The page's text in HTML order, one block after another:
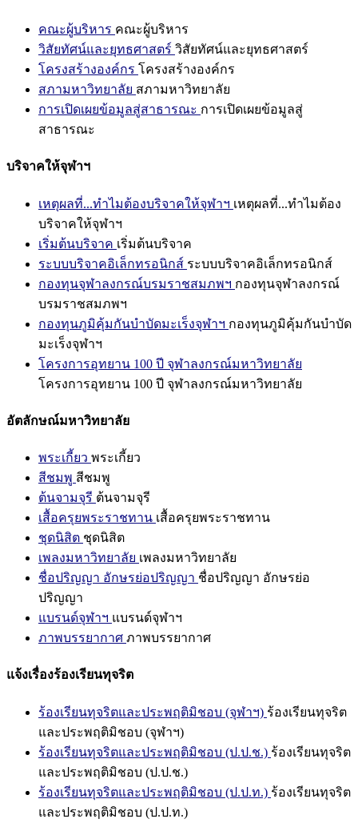
คณะผู้บริหาร คณะผู้บริหาร
วิสัยทัศน์และยุทธศาสตร์ วิสัยทัศน์และยุทธศาสตร์
โครงสร้างองค์กร โครงสร้างองค์กร
สภามหาวิทยาลัย สภามหาวิทยาลัย
การเปิดเผยข้อมูลสู่สาธารณะ การเปิดเผยข้อมูลสู่
สาธารณะ
บริจาคให้จุฬาฯ
เหตุผลที่...ทำไมต้องบริจาคให้จุฬาฯ เหตุผลที่...ทำไมต้อง
บริจาคให้จุฬาฯ
เริ่มต้นบริจาค เริ่มต้นบริจาค
ระบบบริจาคอิเล็กทรอนิกส์ ระบบบริจาคอิเล็กทรอนิกส์
กองทุนจุฬาลงกรณ์บรมราชสมภพฯ กองทุนจุฬาลงกรณ์
บรมราชสมภพฯ
กองทุนภูมิคุ้มกันบำบัดมะเร็งจุฬาฯ กองทุนภูมิคุ้มกันบำบัด
มะเร็งจุฬาฯ
โครงการอุทยาน 100 ปี จุฬาลงกรณ์มหาวิทยาลัย
โครงการอุทยาน 100 ปี จุฬาลงกรณ์มหาวิทยาลัย
อัตลักษณ์มหาวิทยาลัย
พระเกี้ยว พระเกี้ยว
สีชมพู สีชมพู
ต้นจามจุรี ต้นจามจุรี
เสื้อครุยพระราชทาน เสื้อครุยพระราชทาน
ชุดนิสิต ชุดนิสิต
เพลงมหาวิทยาลัย เพลงมหาวิทยาลัย
ชื่อปริญญา อักษรย่อปริญญา ชื่อปริญญา อักษรย่อ
ปริญญา
แบรนด์จุฬาฯ แบรนด์จุฬาฯ
ภาพบรรยากาศ ภาพบรรยากาศ
แจ้งเรื่องร้องเรียนทุจริต
ร้องเรียนทุจริตและประพฤติมิชอบ (จุฬาฯ) ร้องเรียนทุจริต
และประพฤติมิชอบ (จุฬาฯ)
ร้องเรียนทุจริตและประพฤติมิชอบ (ป.ป.ช.) ร้องเรียนทุจริต
และประพฤติมิชอบ (ป.ป.ช.)
ร้องเรียนทุจริตและประพฤติมิชอบ (ป.ป.ท.) ร้องเรียนทุจริต
และประพฤติมิชอบ (ป.ป.ท.)